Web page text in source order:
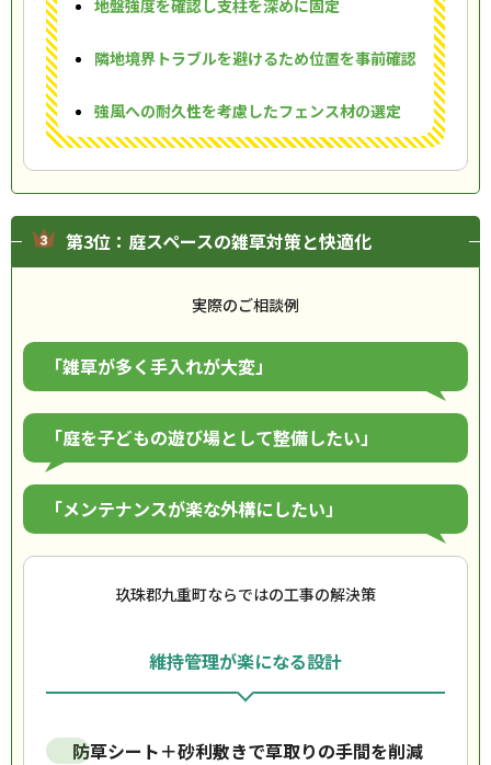
地盤強度を確認し支柱を深めに固定
隣地境界トラブルを避けるため位置を事前確認
強風への耐久性を考慮したフェンス材の選定
第3位：庭スペースの雑草対策と快適化
実際のご相談例
「雑草が多く手入れが大変」
「庭を子どもの遊び場として整備したい」
「メンテナンスが楽な外構にしたい」
玖珠郡九重町ならではの工事の解決策
維持管理が楽になる設計
防草シート＋砂利敷きで草取りの手間を削減